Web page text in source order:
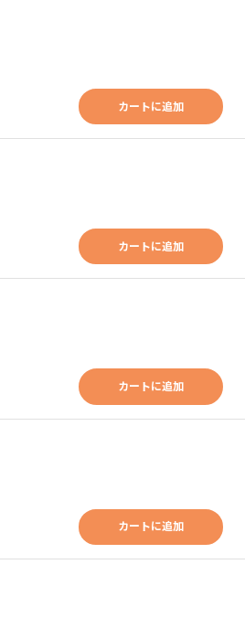
カートに追加
カートに追加
カートに追加
カートに追加